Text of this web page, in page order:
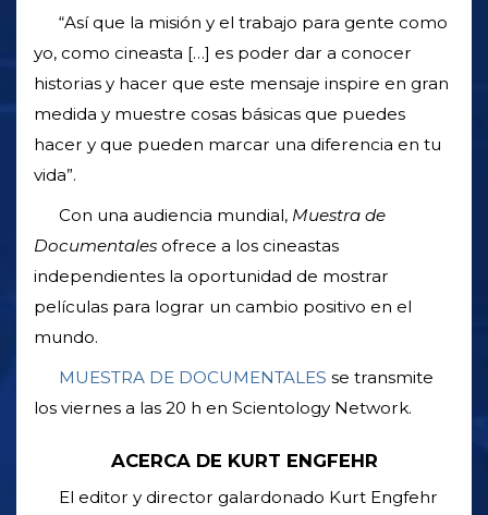
“Así que la misión y el trabajo para gente como
yo, como cineasta […] es poder dar a conocer
historias y hacer que este mensaje inspire en gran
medida y muestre cosas básicas que puedes
hacer y que pueden marcar una diferencia en tu
vida”.
Con una audiencia mundial, Muestra de
Documentales ofrece a los cineastas
independientes la oportunidad de mostrar
películas para lograr un cambio positivo en el
mundo.
MUESTRA DE DOCUMENTALES se transmite
los viernes a las 20 h en Scientology Network.
ACERCA DE KURT ENGFEHR
El editor y director galardonado Kurt Engfehr